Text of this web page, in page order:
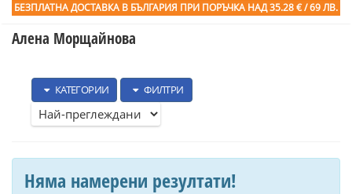
БЕЗПЛАТНА ДОСТАВКА В БЪЛГАРИЯ ПРИ ПОРЪЧКА НАД 35.28 € / 69 ЛВ.
Алена Морщайнова
КАТЕГОРИИ ФИЛТРИ
Няма намерени резултати!